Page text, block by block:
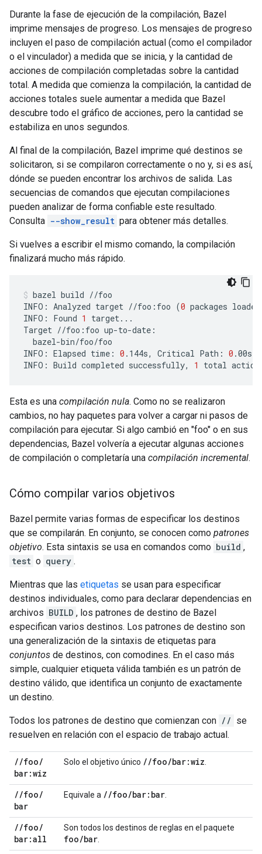
Durante la fase de ejecución de la compilación, Bazel
imprime mensajes de progreso. Los mensajes de progreso
incluyen el paso de compilación actual (como el compilador
o el vinculador) a medida que se inicia, y la cantidad de
acciones de compilación completadas sobre la cantidad
total. A medida que comienza la compilación, la cantidad de
acciones totales suele aumentar a medida que Bazel
descubre todo el gráfico de acciones, pero la cantidad se
estabiliza en unos segundos.
Al final de la compilación, Bazel imprime qué destinos se
solicitaron, si se compilaron correctamente o no y, si es así,
dónde se pueden encontrar los archivos de salida. Las
secuencias de comandos que ejecutan compilaciones
pueden analizar de forma confiable este resultado.
Consulta --show_result para obtener más detalles.
Si vuelves a escribir el mismo comando, la compilación
finalizará mucho más rápido.
bazel build //foo
INFO: Analyzed target //foo:foo (0 packages
INFO:
Found 1
target...
Target //foo:foo
bazel-bin/foo/foo
INFO: Elapsed time: 0 .144s, Critical Path: 0 .00s
INFO: Build completed successfully, 1 total action
Esta es una compilación nula. Como no se realizaron
cambios, no hay paquetes para volver a cargar ni pasos de
compilación para ejecutar. Si algo cambió en "foo" o en sus
dependencias, Bazel volvería a ejecutar algunas acciones
de compilación o completaría una compilación incremental.
Cómo compilar varios objetivos
Bazel permite varias formas de especificar los destinos
que se compilarán. En conjunto, se conocen como patrones
objetivo. Esta sintaxis se usa en comandos como build ,
test o query .
Mientras que las etiquetas se usan para especificar
destinos individuales, como para declarar dependencias en
archivos BUILD , los patrones de destino de Bazel
especifican varios destinos. Los patrones de destino son
una generalización de la sintaxis de etiquetas para
conjuntos de destinos, con comodines. En el caso más
simple, cualquier etiqueta válida también es un patrón de
destino válido, que identifica un conjunto de exactamente
un destino.
Todos los patrones de destino que comienzan con // se
resuelven en relación con el espacio de trabajo actual.
//foo/
bar:wiz
Solo el objetivo único //foo/bar:wiz
//foo/
bar
Equivale a //foo/bar:bar
//foo/
bar:all
Son todos los destinos de reglas en el paquete
foo/bar